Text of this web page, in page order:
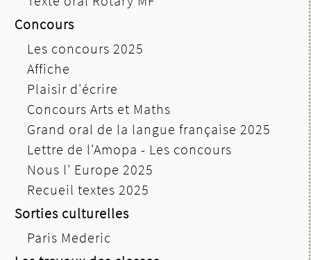
Concours
Les concours 2025
Affiche
Plaisir d'écrire
Concours Arts et Maths
Grand oral de la langue française 2025
Lettre de l'Amopa - Les concours
Nous l' Europe 2025
Recueil textes 2025
Sorties culturelles
Paris Mederic